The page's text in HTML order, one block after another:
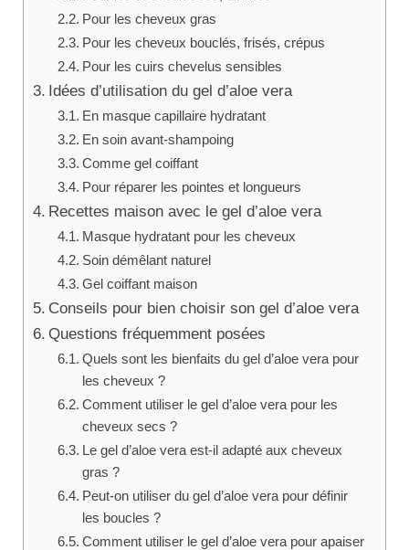
Pour les cheveux gras
Pour les cheveux bouclés, frisés, crépus
Pour les cuirs chevelus sensibles
Idées d’utilisation du gel d’aloe vera
En masque capillaire hydratant
En soin avant-shampoing
Comme gel coiffant
Pour réparer les pointes et longueurs
Recettes maison avec le gel d’aloe vera
Masque hydratant pour les cheveux
Soin démêlant naturel
Gel coiffant maison
Conseils pour bien choisir son gel d’aloe vera
Questions fréquemment posées
Quels sont les bienfaits du gel d’aloe vera pour
les cheveux ?
Comment utiliser le gel d’aloe vera pour les
cheveux secs ?
Le gel d’aloe vera est-il adapté aux cheveux
gras ?
Peut-on utiliser du gel d’aloe vera pour définir
les boucles ?
Comment utiliser le gel d’aloe vera pour apaiser